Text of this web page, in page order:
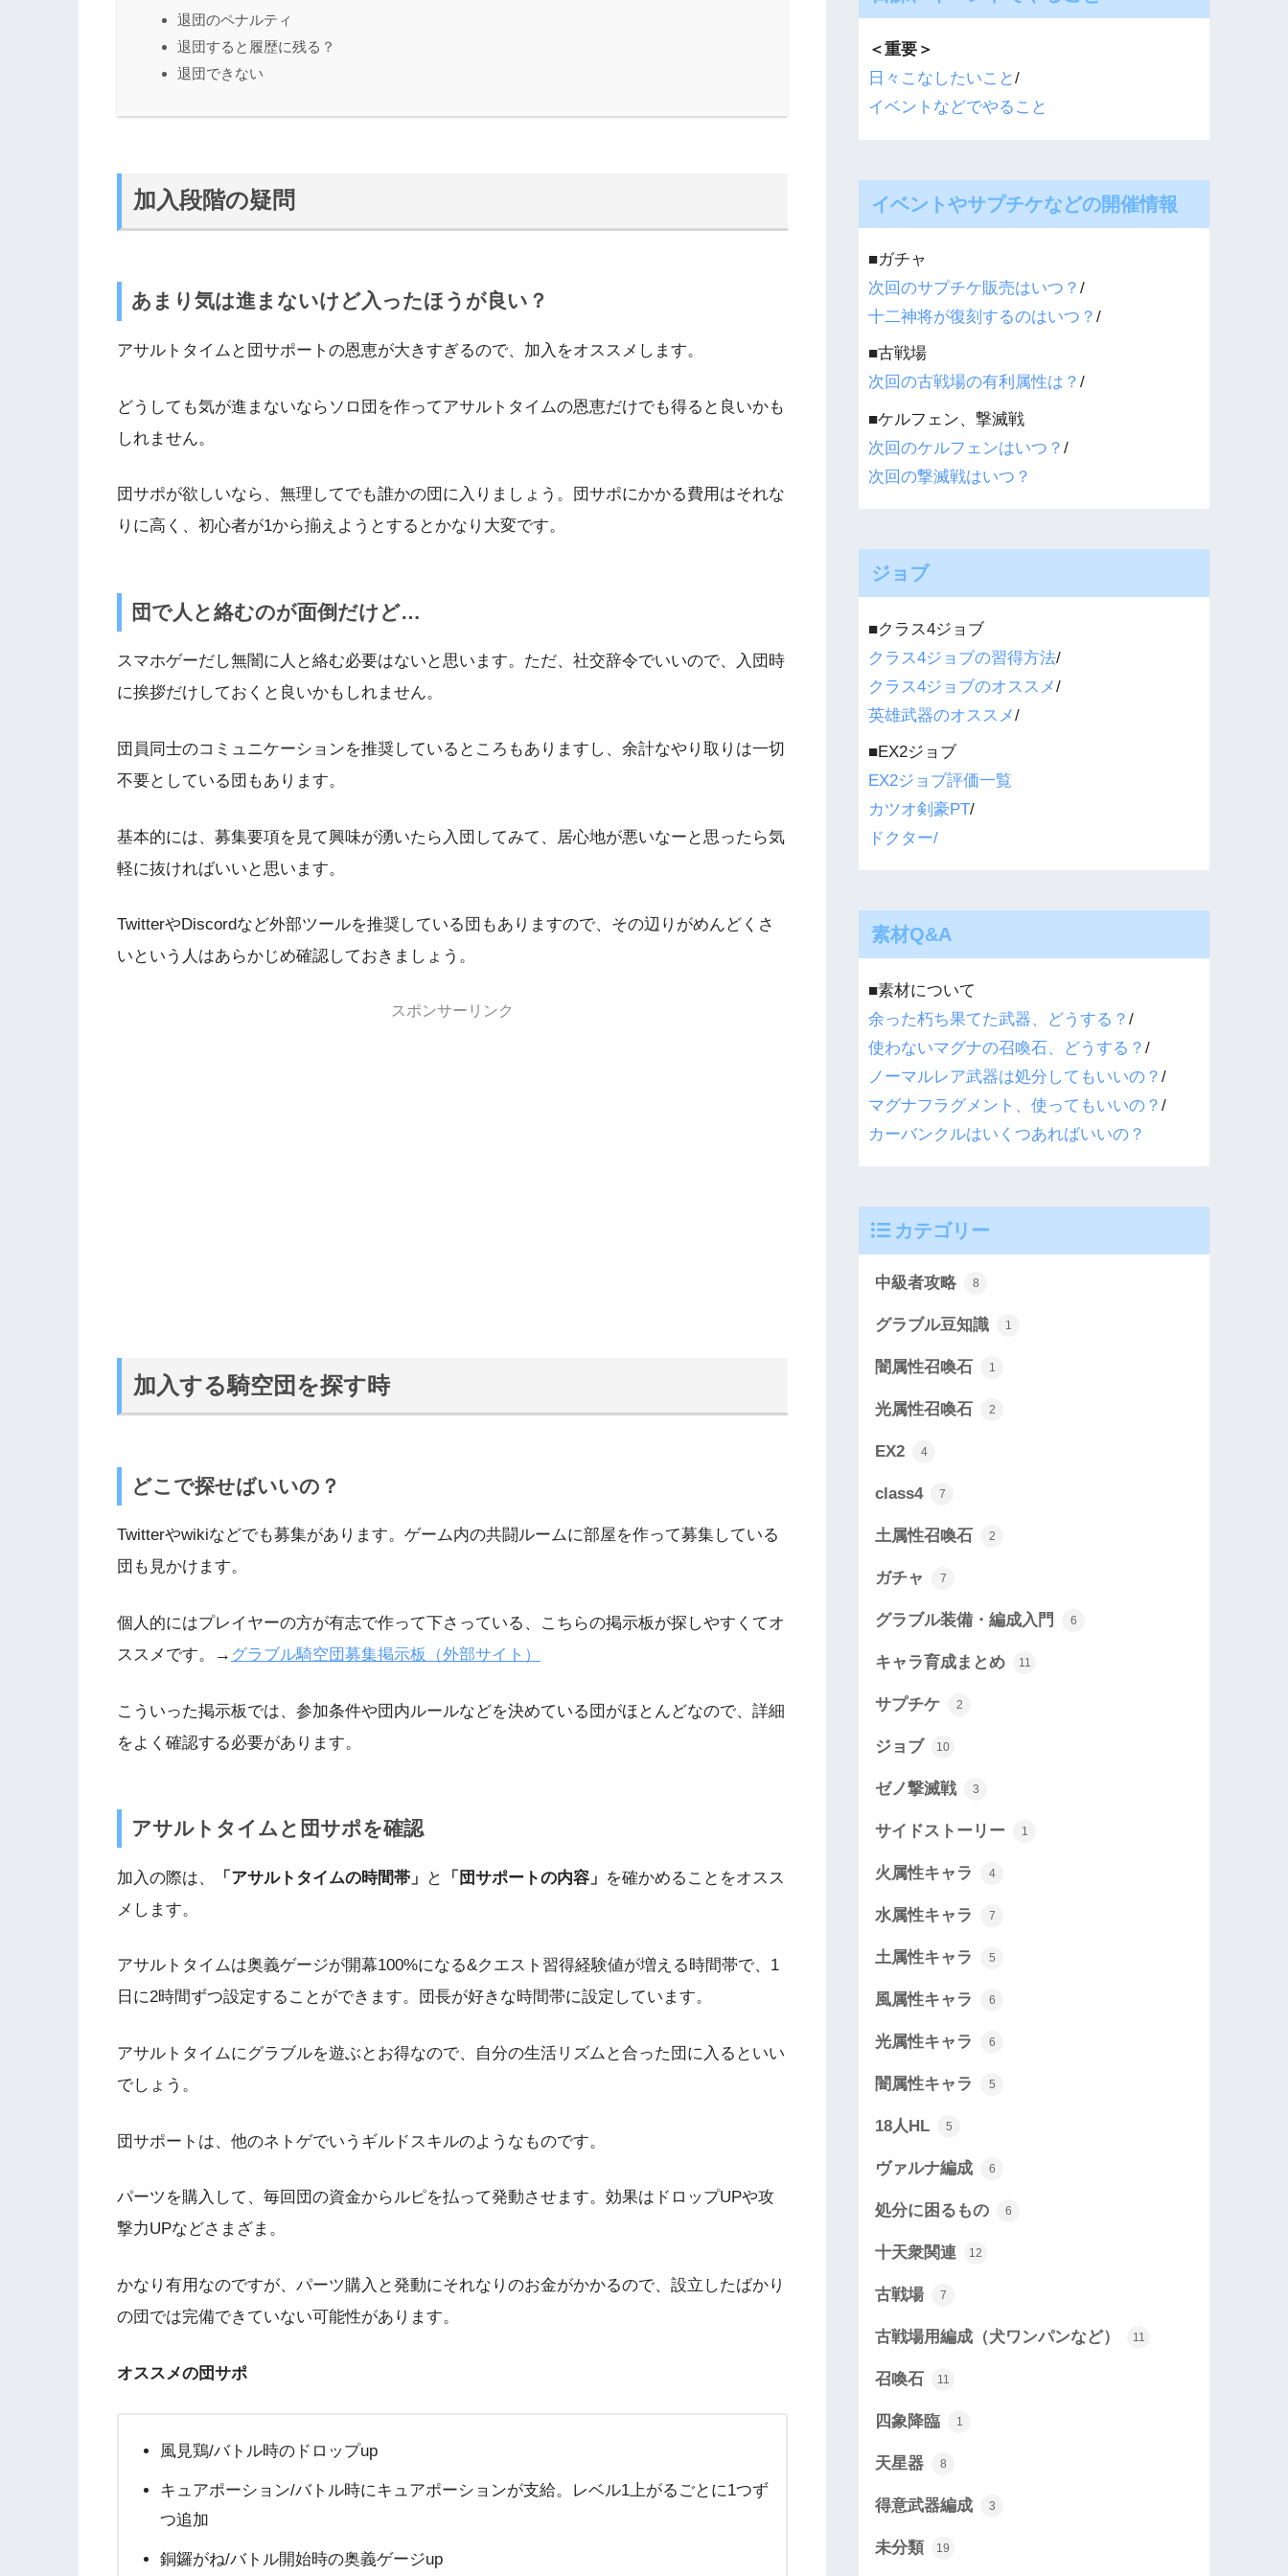
退団のペナルティ
退団すると履歴に残る？
退団できない
加入段階の疑問
あまり気は進まないけど入ったほうが良い？
アサルトタイムと団サポートの恩恵が大きすぎるので、加入をオススメします。
どうしても気が進まないならソロ団を作ってアサルトタイムの恩恵だけでも得ると良いかも
しれません。
団サポが欲しいなら、無理してでも誰かの団に入りましょう。団サポにかかる費用はそれな
りに高く、初心者が1から揃えようとするとかなり大変です。
団で人と絡むのが面倒だけど…
スマホゲーだし無闇に人と絡む必要はないと思います。ただ、社交辞令でいいので、入団時
に挨拶だけしておくと良いかもしれません。
団員同士のコミュニケーションを推奨しているところもありますし、余計なやり取りは一切
不要としている団もあります。
基本的には、募集要項を見て興味が湧いたら入団してみて、居心地が悪いなーと思ったら気
軽に抜ければいいと思います。
TwitterやDiscordなど外部ツールを推奨している団もありますので、その辺りがめんどくさ
いという人はあらかじめ確認しておきましょう。
スポンサーリンク
加入する騎空団を探す時
どこで探せばいいの？
Twitterやwikiなどでも募集があります。ゲーム内の共闘ルームに部屋を作って募集している
団も見かけます。
個人的にはプレイヤーの方が有志で作って下さっている、こちらの掲示板が探しやすくてオ
ススメです。→ グラブル騎空団募集掲示板（外部サイト）
こういった掲示板では、参加条件や団内ルールなどを決めている団がほとんどなので、詳細
をよく確認する必要があります。
アサルトタイムと団サポを確認
加入の際は、 「アサルトタイムの時間帯」 と 「団サポートの内容」 を確かめることをオスス
メします。
アサルトタイムは奥義ゲージが開幕100%になる&クエスト習得経験値が増える時間帯で、1
日に2時間ずつ設定することができます。団長が好きな時間帯に設定しています。
アサルトタイムにグラブルを遊ぶとお得なので、自分の生活リズムと合った団に入るといい
でしょう。
団サポートは、他のネトゲでいうギルドスキルのようなものです。
パーツを購入して、毎回団の資金からルピを払って発動させます。効果はドロップUPや攻
撃力UPなどさまざま。
かなり有用なのですが、パーツ購入と発動にそれなりのお金がかかるので、設立したばかり
の団では完備できていない可能性があります。
オススメの団サポ
風見鶏/バトル時のドロップup
キュアポーション/バトル時にキュアポーションが支給。レベル1上がるごとに1つず
つ追加
銅鑼がね/バトル開始時の奥義ゲージup
＜重要＞
日々こなしたいこと/
イベントなどでやること
イベントやサプチケなどの開催情報
■ガチャ
次回のサプチケ販売はいつ？/
十二神将が復刻するのはいつ？/
■古戦場
次回の古戦場の有利属性は？/
■ケルフェン、撃滅戦
次回のケルフェンはいつ？/
次回の撃滅戦はいつ？
ジョブ
■クラス4ジョブ
クラス4ジョブの習得方法/
クラス4ジョブのオススメ/
英雄武器のオススメ/
■EX2ジョブ
EX2ジョブ評価一覧
カツオ剣豪PT/
ドクター/
素材Q&A
■素材について
余った朽ち果てた武器、どうする？/
使わないマグナの召喚石、どうする？/
ノーマルレア武器は処分してもいいの？/
マグナフラグメント、使ってもいいの？/
カーバンクルはいくつあればいいの？
カテゴリー
中級者攻略 8
グラブル豆知識 1
闇属性召喚石 1
光属性召喚石 2
EX2 4
class4 7
土属性召喚石 2
ガチャ 7
グラブル装備・編成入門 6
キャラ育成まとめ 11
サプチケ 2
ジョブ 10
ゼノ撃滅戦 3
サイドストーリー 1
火属性キャラ 4
水属性キャラ 7
土属性キャラ 5
風属性キャラ 6
光属性キャラ 6
闇属性キャラ 5
18人HL 5
ヴァルナ編成 6
処分に困るもの 6
十天衆関連 12
古戦場 7
古戦場用編成（犬ワンパンなど） 11
召喚石 11
四象降臨 1
天星器 8
得意武器編成 3
未分類 19